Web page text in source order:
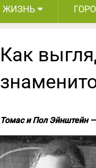
ЖИЗНЬ
Как
Томас и Пол Эйнштейн